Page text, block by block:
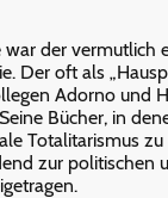
war der vermutlich
Der oft als
Adorno und
Bücher, in
Totalitarismus
zur politischen